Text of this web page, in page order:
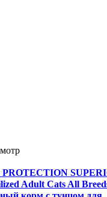
Adult Cats All